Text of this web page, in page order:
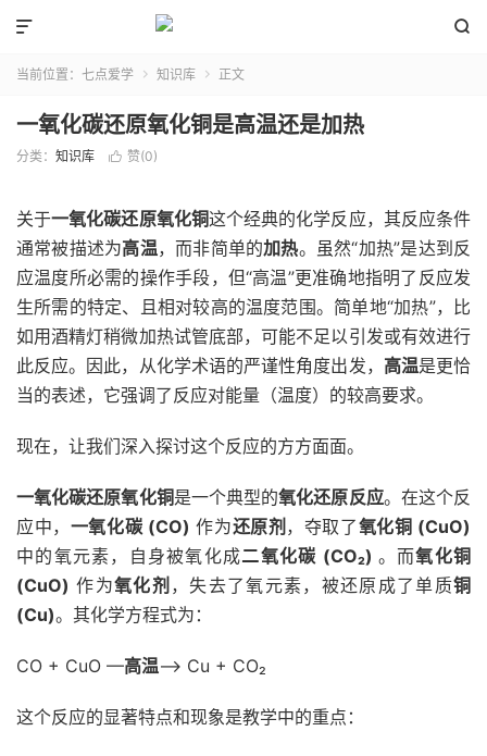


当前位置： 七点爱学  知识库  正文
一氧化碳还原氧化铜是高温还是加热
分类： 知识库  赞(0)
关于一氧化碳还原氧化铜这个经典的化学反应，其反应条件
通常被描述为高温，而非简单的加热。虽然“加热”是达到反
应温度所必需的操作手段，但“高温”更准确地指明了反应发
生所需的特定、且相对较高的温度范围。简单地“加热”，比
如用酒精灯稍微加热试管底部，可能不足以引发或有效进行
此反应。因此，从化学术语的严谨性角度出发， 高温是更恰
当的表述，它强调了反应对能量（温度）的较高要求。
现在，让我们深入探讨这个反应的方方面面。
一氧化碳还原氧化铜是一个典型的氧化还原反应。在这个反
应中， 一氧化碳 (CO) 作为还原剂 ，夺取了氧化铜 (CuO)
中的氧元素，自身被氧化成二氧化碳 (CO₂) 。而氧化铜
(CuO) 作为氧化剂 ，失去了氧元素，被还原成了单质铜
(Cu)。其化学方程式为：
CO + CuO —高温–> Cu + CO₂
这个反应的显著特点和现象是教学中的重点：